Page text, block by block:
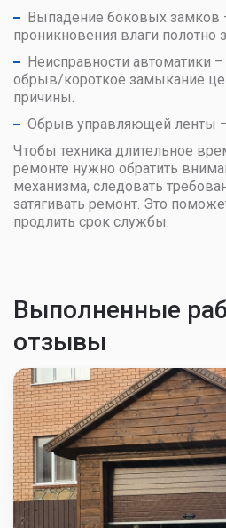
Выпадение боковых замков
проникновения влаги полотно
Неисправности автоматики
обрыв/короткое замыкание
причины.
Обрыв управляющей ленты –
Чтобы техника длительное
ремонте нужно обратить
механизма, следовать
затягивать ремонт. Это
продлить срок службы.
Выполненные
отзывы